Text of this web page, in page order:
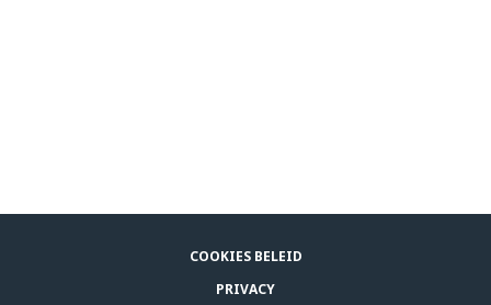
COOKIES BELEID
PRIVACY